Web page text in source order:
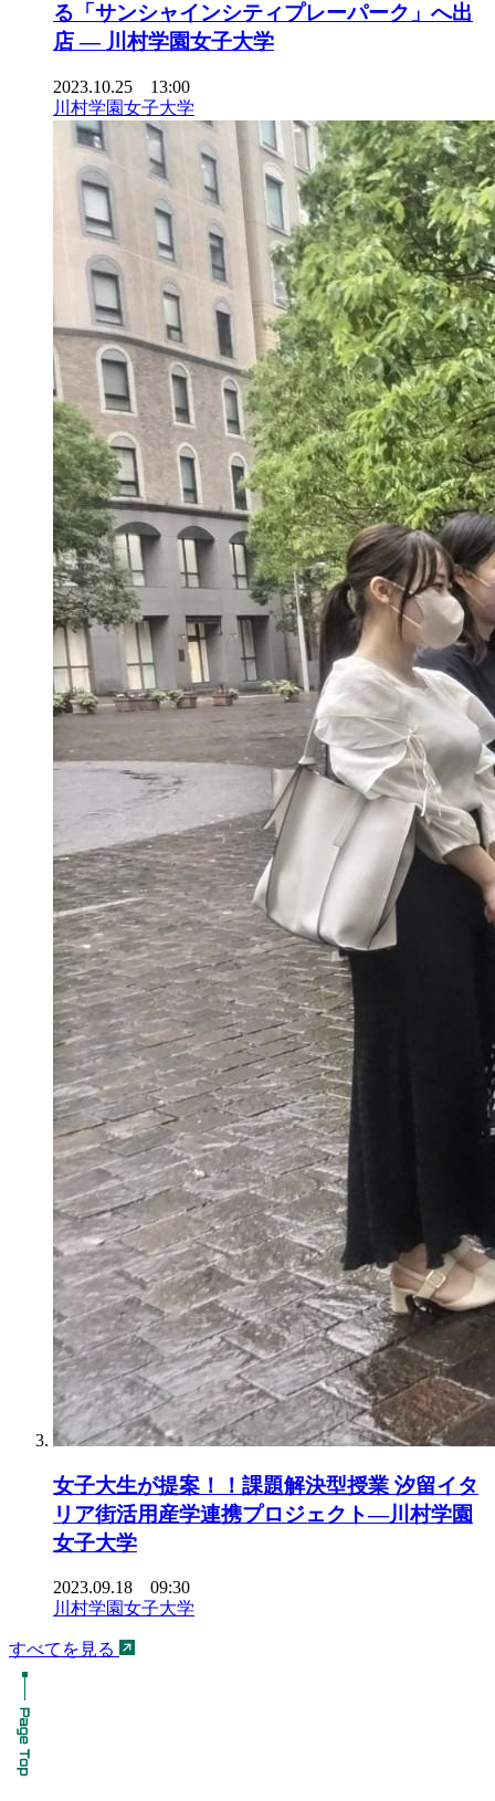
る「サンシャインシティプレーパーク」へ出
店 — 川村学園女子大学
2023.10.25 13:00
川村学園女子大学
女子大生が提案！！課題解決型授業 汐留イタ
リア街活用産学連携プロジェクト—川村学園
女子大学
2023.09.18 09:30
川村学園女子大学
すべてを見る